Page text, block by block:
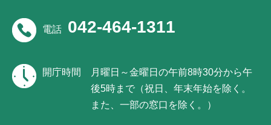
電話 042-464-1311
開庁時間
月曜日～金曜日の午前8時30分から午
後5時まで（祝日、年末年始を除く。
また、一部の窓口を除く。）